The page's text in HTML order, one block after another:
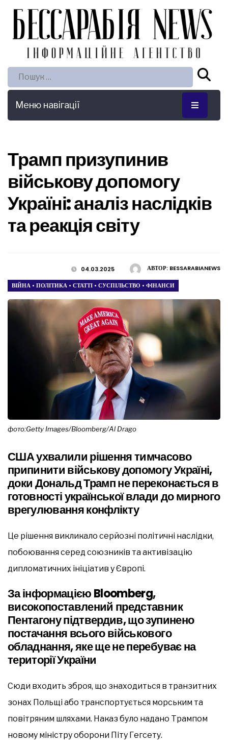
Пошук:
Меню навігації
Трамп призупинив
військову допомогу
Україні: аналіз наслідків
та реакція світу
АВТОР: BESSARABIANEWS
04.03.2025
ВІЙНА • ПОЛІТИКА • СТАТТІ • СУСПІЛЬСТВО • ФІНАНСИ
фото:Getty Images/Bloomberg/Al Drago
США ухвалили рішення тимчасово
припинити військову допомогу Україні,
доки Дональд Трамп не переконається в
готовності української влади до мирного
врегулювання конфлікту
Це рішення викликало серйозні політичні наслідки,
побоювання серед союзників та активізацію
дипломатичних ініціатив у Європі.
За інформацією Bloomberg,
високопоставлений представник
Пентагону підтвердив, що зупинено
постачання всього військового
обладнання, яке ще не перебуває на
території України
Сюди входить зброя, що знаходиться в транзитних
зонах Польщі або транспортується морським та
повітряним шляхами. Наказ було надано Трампом
новому міністру оборони Піту Гегсету.